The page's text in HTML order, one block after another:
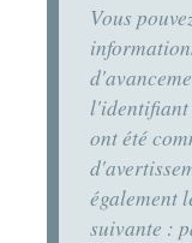
Vous
l'identifiant
ont été
également
suivante :